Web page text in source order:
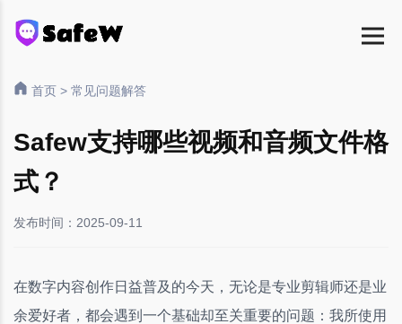
首页 > 常见问题解答
Safew支持哪些视频和音频文件格
式？
发布时间：2025-09-11
在数字内容创作日益普及的今天，无论是专业剪辑师还是业
余爱好者，都会遇到一个基础却至关重要的问题：我所使用